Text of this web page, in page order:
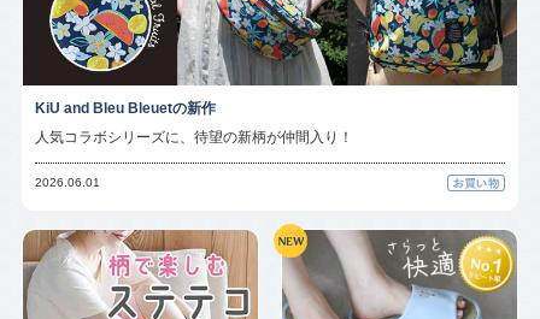
KiU and Bleu Bleuetの新作
人気コラボシリーズに、待望の新柄が仲間入り！
2026.06.01